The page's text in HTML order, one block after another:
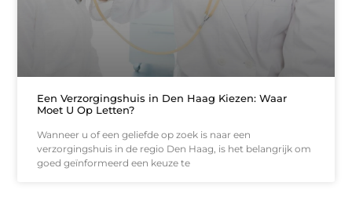
Een Verzorgingshuis in Den Haag Kiezen: Waar
Moet U Op Letten?
Wanneer u of een geliefde op zoek is naar een
verzorgingshuis in de regio Den Haag, is het belangrijk om
goed geïnformeerd een keuze te